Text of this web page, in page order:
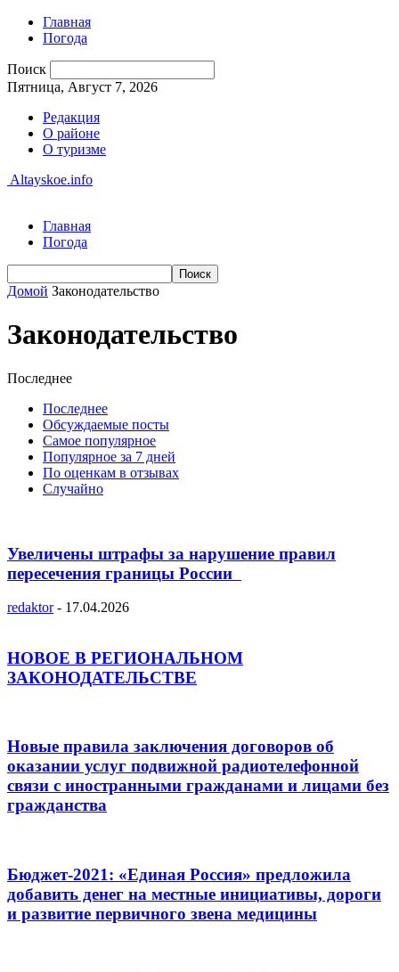
Главная
Погода
Поиск
Пятница, Август 7, 2026
Редакция
О районе
О туризме
Altayskoe.info
Главная
Погода
Домой Законодательство
Законодательство
Последнее
Последнее
Обсуждаемые посты
Самое популярное
Популярное за 7 дней
По оценкам в отзывах
Случайно
Увеличены штрафы за нарушение правил
пересечения границы России
redaktor - 17.04.2026
НОВОЕ В РЕГИОНАЛЬНОМ
ЗАКОНОДАТЕЛЬСТВЕ
Новые правила заключения договоров об
оказании услуг подвижной радиотелефонной
связи с иностранными гражданами и лицами без
гражданства
Бюджет-2021: «Единая Россия» предложила
добавить денег на местные инициативы, дороги
и развитие первичного звена медицины